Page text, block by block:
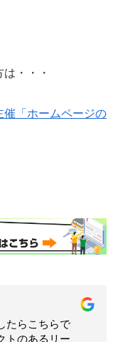
・・・
「ホームページの
たらこちらで
トのあるリー